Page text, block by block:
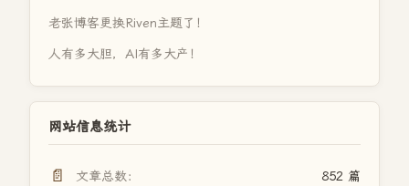
老张博客更换Riven主题了！
人有多大胆，AI有多大产！
网站信息统计
📄 文章总数： 852 篇